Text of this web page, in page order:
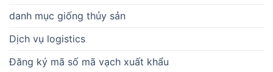
danh mục giống thủy sản
Dịch vụ logistics
Đăng ký mã số mã vạch xuất khẩu